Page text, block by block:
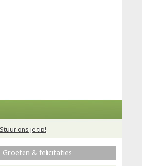
Stuur ons je tip!
Groeten & felicitaties